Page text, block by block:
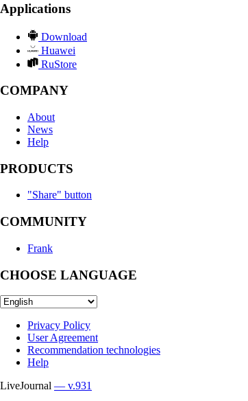
Applications
Download
Huawei
RuStore
COMPANY
About
News
Help
PRODUCTS
"Share" button
COMMUNITY
Frank
CHOOSE LANGUAGE
Privacy Policy
User Agreement
Recommendation technologies
Help
LiveJournal — v.931